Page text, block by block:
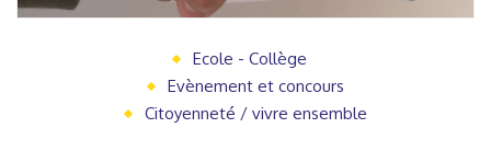
Ecole - Collège
Evènement et concours
Citoyenneté / vivre ensemble